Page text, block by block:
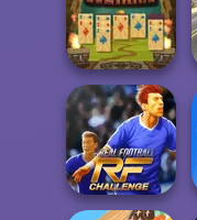
Funny Fred
3D Solitaire